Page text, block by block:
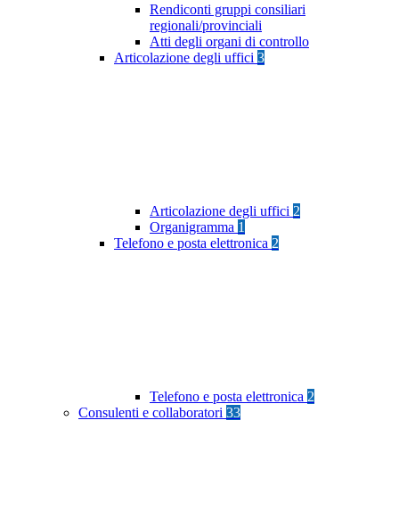
Rendiconti gruppi consiliari
regionali/provinciali
Atti degli organi di controllo
Articolazione degli uffici 3
Articolazione degli uffici 2
Organigramma 1
Telefono e posta elettronica 2
Telefono e posta elettronica 2
Consulenti e collaboratori 33